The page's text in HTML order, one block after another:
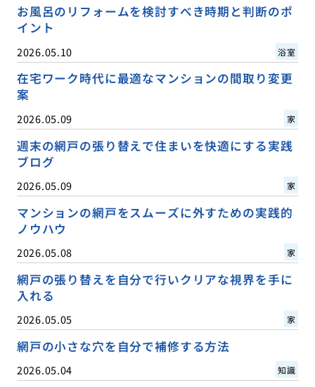
お風呂のリフォームを検討すべき時期と判断のポ
イント
2026.05.10 浴室
在宅ワーク時代に最適なマンションの間取り変更
案
2026.05.09 家
週末の網戸の張り替えで住まいを快適にする実践
ブログ
2026.05.09 家
マンションの網戸をスムーズに外すための実践的
ノウハウ
2026.05.08 家
網戸の張り替えを自分で行いクリアな視界を手に
入れる
2026.05.05 家
網戸の小さな穴を自分で補修する方法
2026.05.04 知識